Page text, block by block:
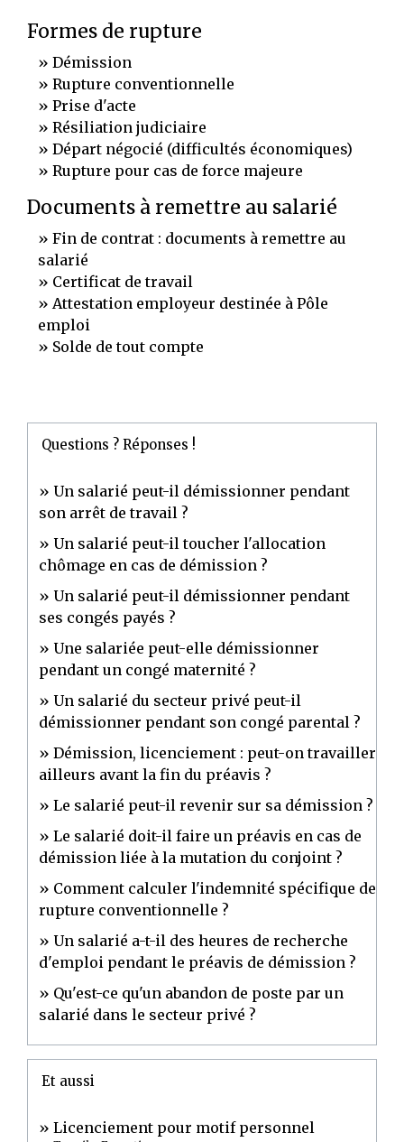
Formes de rupture
Démission
Rupture conventionnelle
Prise d'acte
Résiliation judiciaire
Départ négocié (difficultés économiques)
Rupture pour cas de force majeure
Documents à remettre au salarié
Fin de contrat : documents à remettre au
salarié
Certificat de travail
Attestation employeur destinée à Pôle
emploi
Solde de tout compte
Questions ? Réponses !
Un salarié peut-il démissionner pendant
son arrêt de travail ?
Un salarié peut-il toucher l'allocation
chômage en cas de démission ?
Un salarié peut-il démissionner pendant
ses congés payés ?
Une salariée peut-elle démissionner
pendant un congé maternité ?
Un salarié du secteur privé peut-il
démissionner pendant son congé parental ?
Démission, licenciement : peut-on travailler
ailleurs avant la fin du préavis ?
Le salarié peut-il revenir sur sa démission ?
Le salarié doit-il faire un préavis en cas de
démission liée à la mutation du conjoint ?
Comment calculer l'indemnité spécifique de
rupture conventionnelle ?
Un salarié a-t-il des heures de recherche
d'emploi pendant le préavis de démission ?
Qu'est-ce qu'un abandon de poste par un
salarié dans le secteur privé ?
Et aussi
Licenciement pour motif personnel